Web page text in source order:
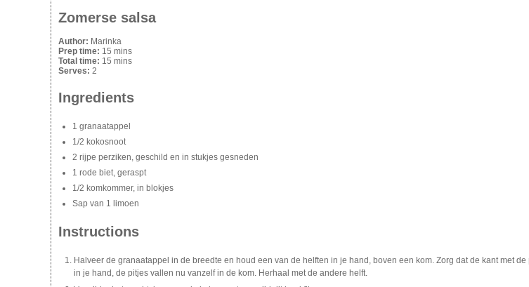
Zomerse salsa
Author: Marinka
Prep time: 15 mins
Total time: 15 mins
Serves: 2
Ingredients
1 granaatappel
1/2 kokosnoot
2 rijpe perziken, geschild en in stukjes gesneden
1 rode biet, geraspt
1/2 komkommer, in blokjes
Sap van 1 limoen
Instructions
Halveer de granaatappel in de breedte en houd een van de helften in je hand, boven een kom. Zorg dat de kant met
in je hand, de pitjes vallen nu vanzelf in de kom. Herhaal met de andere helft.